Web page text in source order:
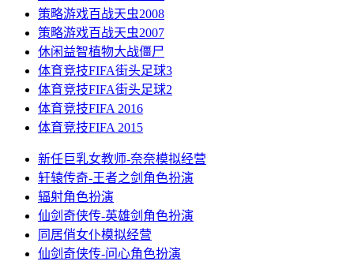
策略游戏百战天虫2008
策略游戏百战天虫2007
休闲益智植物大战僵尸
体育竞技FIFA街头足球3
体育竞技FIFA街头足球2
体育竞技FIFA 2016
体育竞技FIFA 2015
新任巨乳女教师-奈奈模拟经营
轩辕传奇-王者之剑 角色扮演
辐射角色扮演
仙剑奇侠传-英雄剑 角色扮演
同居俏女仆模拟经营
仙剑奇侠传-问心角色扮演